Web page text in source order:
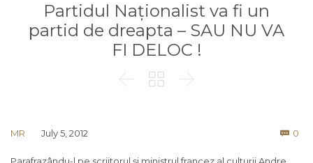
Partidul Naționalist va fi un
partid de dreapta – SAU NU VA
FI DELOC !
  
MR July 5, 2012  0